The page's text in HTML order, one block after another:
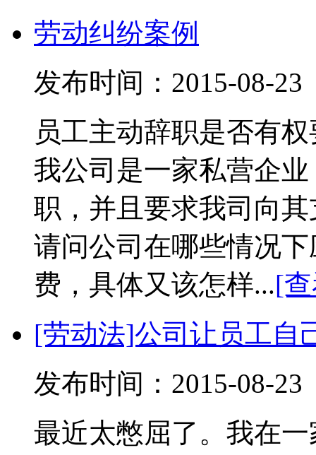
劳动纠纷案例
发布时间：2015-
员工主动辞职是否有
我公司是一家私营企
职，并且要求我司向
请问公司在哪些情况
费，具体又该怎样...[
[劳动法]公司让员工自
发布时间：2015-
最近太憋屈了。我在